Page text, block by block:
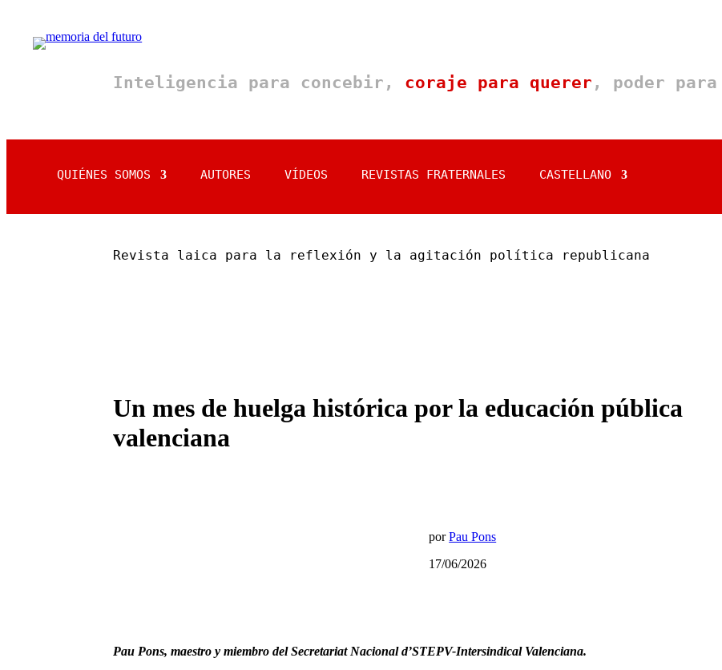
Inteligencia para concebir, coraje para querer , poder
QUIÉNES SOMOS AUTORES VÍDEOS REVISTAS FRATERNALES CASTELLANO
Revista laica para la reflexión y la agitación política republicana
Un mes de huelga histórica por la educación pública
valenciana
porPau Pons
17/06/2026
Pau Pons, maestro y miembro del Secretariat Nacional d’STEPV-Intersindical Valenciana.